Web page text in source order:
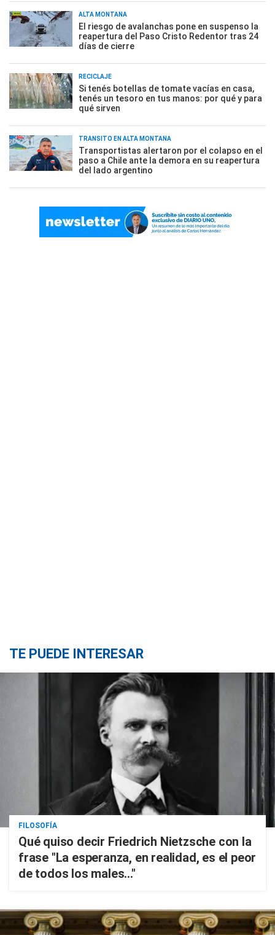
ALTA MONTAÑA
El riesgo de avalanchas pone en suspenso la
reapertura del Paso Cristo Redentor tras 24
días de cierre
RECICLAJE
Si tenés botellas de tomate vacías en casa,
tenés un tesoro en tus manos: por qué y para
qué sirven
TRÁNSITO EN ALTA MONTAÑA
Transportistas alertaron por el colapso en el
paso a Chile ante la demora en su reapertura
del lado argentino
TE PUEDE INTERESAR
FILOSOFÍA
Qué quiso decir Friedrich Nietzsche con la
frase "La esperanza, en realidad, es el peor
de todos los males..."